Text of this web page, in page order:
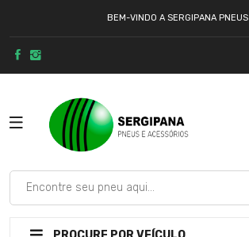
BEM-VINDO A SERGIPANA PNEUS